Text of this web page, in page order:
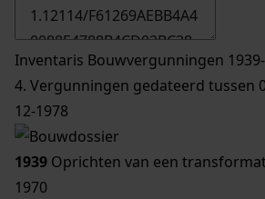
Inventaris Bouwvergunningen
4. Vergunningen gedateerd tussen
12-1978
1939 Oprichten van een
1970